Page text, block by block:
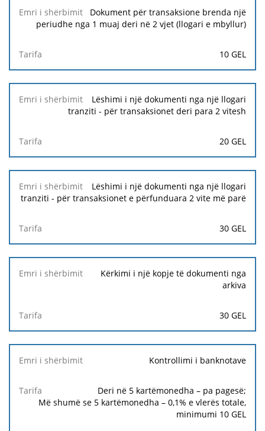
Dokument për transaksione brenda një
periudhe nga 1 muaj deri në 2 vjet (llogari e mbyllur)
10 GEL
Lëshimi i një dokumenti nga një llogari
tranziti - për transaksionet deri para 2 vitesh
20 GEL
Lëshimi i një dokumenti nga një llogari
tranziti - për transaksionet e përfunduara 2 vite më parë
30 GEL
Kërkimi i një kopje të dokumenti nga
arkiva
30 GEL
Kontrollimi i banknotave
Deri në 5 kartëmonedha – pa pagesë;
Më shumë se 5 kartëmonedha – 0,1% e vlerës totale,
minimumi 10 GEL